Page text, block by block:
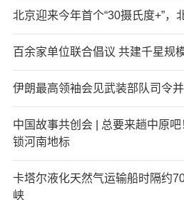
北京迎来今年首个“30摄氏度+”，
百余家单位联合倡议 共建千星规
伊朗最高领袖会见武装部队司令
中国故事共创会 | 总要来趟中原
锁河南地标
卡塔尔液化天然气运输船时隔约
峡